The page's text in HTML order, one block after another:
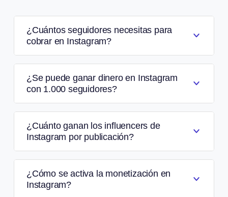
¿Cuántos seguidores necesitas para
cobrar en Instagram?
¿Se puede ganar dinero en Instagram
con 1.000 seguidores?
¿Cuánto ganan los influencers de
Instagram por publicación?
¿Cómo se activa la monetización en
Instagram?